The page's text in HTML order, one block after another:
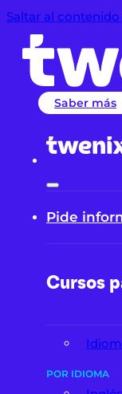
Saltar al
Saber más
Pide
Cursos
POR IDIOMA